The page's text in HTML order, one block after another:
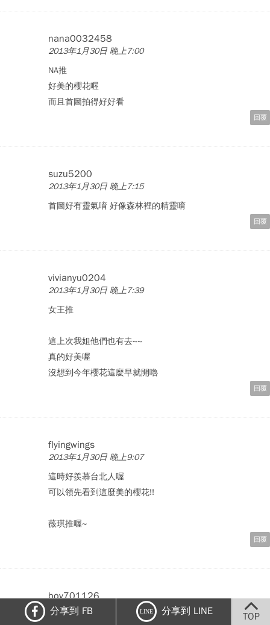
nana0032458
2013年1月30日 晚上7:00
NA推
好美的櫻花喔
而且首圖拍得好好看
回覆
suzu5200
2013年1月30日 晚上7:15
首圖好有靈氣唷 好像森林裡的精靈唷
回覆
vivianyu0204
2013年1月30日 晚上7:39
女王推
這上次我姐他們也有去~~
真的好美喔
沒想到今年櫻花這麼早就開嚕
回覆
flyingwings
2013年1月30日 晚上9:07
這時好羨慕台北人喔
可以領先看到這麼美的櫻花!!
薇琪推喔~
回覆
boy701126
2013年1月30日 晚上9:08
分享到 FB LINE 分享到 LINE TOP